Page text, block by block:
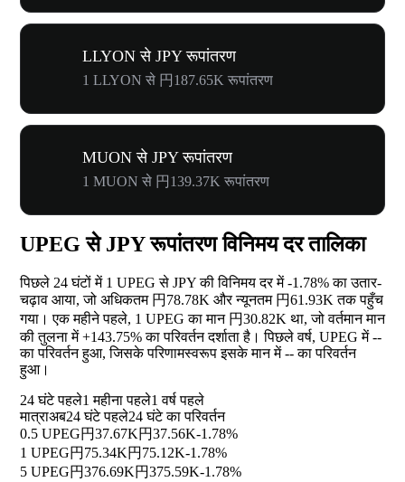
LLYON से JPY रूपांतरण
1 LLYON से 円187.65K रूपांतरण
MUON से JPY रूपांतरण
1 MUON से 円139.37K रूपांतरण
UPEG से JPY रूपांतरण विनिमय दर तालिका
पिछले 24 घंटों में 1 UPEG से JPY की विनिमय दर में-1.78%का उतार-
चढ़ाव आया, जो अधिकतम 円78.78K और न्यूनतम 円61.93K तक पहुँच
गया। एक महीने पहले, 1 UPEG का मान 円30.82K था, जो वर्तमान मान
की तुलना में+143.75%का परिवर्तन दर्शाता है। पिछले वर्ष, UPEG में--
का परिवर्तन हुआ, जिसके परिणामस्वरूप इसके मान में--का परिवर्तन
हुआ।
24 घंटे पहले1 महीना पहले1 वर्ष पहले
मात्राअब24 घंटे पहले24 घंटे का परिवर्तन
0.5 UPEG円37.67K円37.56K-1.78%
1 UPEG円75.34K円75.12K-1.78%
5 UPEG円376.69K円375.59K-1.78%